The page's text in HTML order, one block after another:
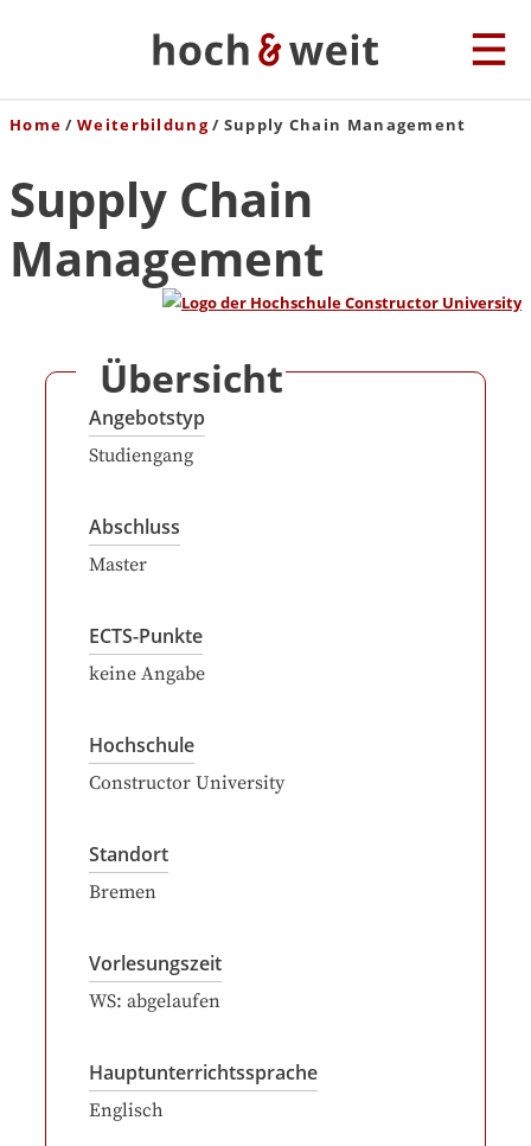
Home Weiterbildung Supply Chain Management
Supply Chain
Management
Übersicht
Angebotstyp
Studiengang
Abschluss
Master
ECTS-Punkte
keine Angabe
Hochschule
Constructor University
Standort
Bremen
Vorlesungszeit
WS: abgelaufen
Hauptunterrichtssprache
Englisch